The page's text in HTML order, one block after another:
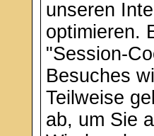
unseren
optimieren.
"Session-
Besuches
Teilweise
ab, um Sie